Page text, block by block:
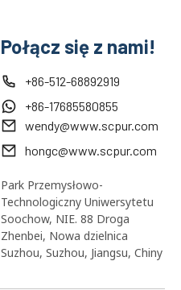
Połącz się z nami!
+86-512-68892919
+86-17685580855
wendy@www.scpur.com
hongc@www.scpur.com
Park Przemysłowo-
Technologiczny Uniwersytetu
Soochow, NIE. 88 Droga
Zhenbei, Nowa dzielnica
Suzhou, Suzhou, Jiangsu, Chiny